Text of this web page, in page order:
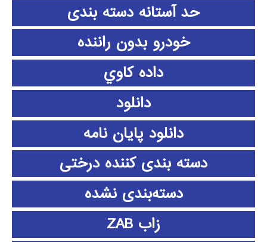
حد آستانه دسته بندی
خودرو بدون راننده
داده كاوي
دانلود
دانلود پايان نامه
دسته بندی کننده درختی
دسته‌بندی نشده
زاب ZAB